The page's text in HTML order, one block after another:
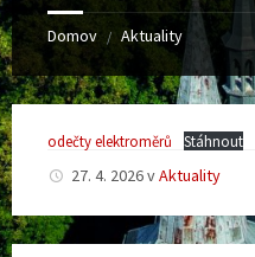
Domov / Aktuality
odečty elektroměrů Stáhnout
27. 4. 2026vAktuality